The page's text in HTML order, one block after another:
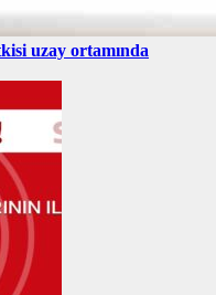
uzay ortamında